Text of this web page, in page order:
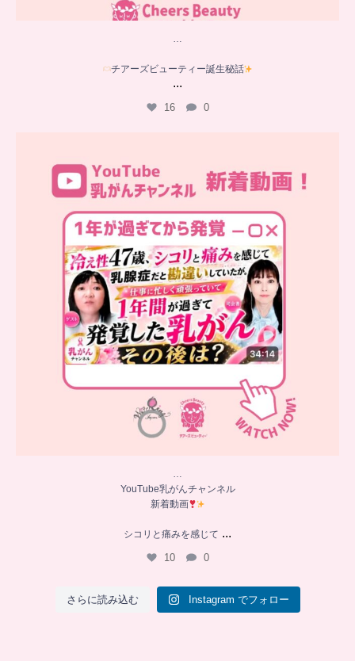
…
チアーズビューティー誕生秘話
...
16 0
新着動画
シコリと痛みを感じて
...
10
…
YouTube乳がんチャンネル
新着動画
シコリと痛みを感じて ...
10 0
さらに読み込む Instagram でフォロー